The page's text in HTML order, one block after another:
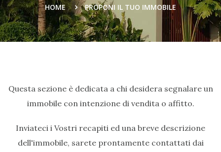
HOME PROPONI IL TUO IMMOBILE
Questa sezione è dedicata a chi desidera segnalare un
immobile con intenzione di vendita o affitto.
Inviateci i Vostri recapiti ed una breve descrizione
dell'immobile, sarete prontamente contattati dai